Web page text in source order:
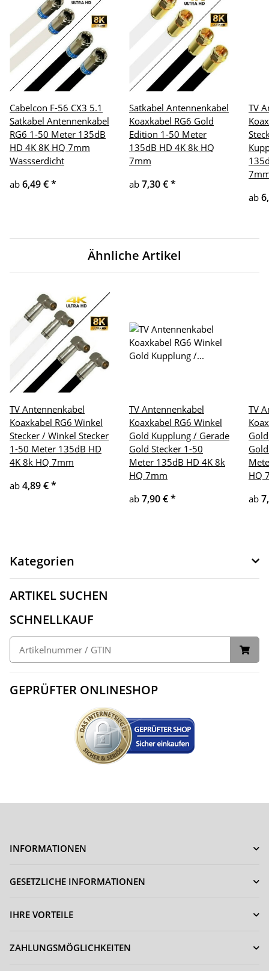
Cabelcon F-56 CX3 5.1
Satkabel Antennenkabel
RG6 1-50 Meter 135dB
HD 4K 8K HQ 7mm
Wassserdicht
ab 6,49 €*
Satkabel Antennenkabel
Koaxkabel RG6 Gold
Edition 1-50 Meter
135dB HD 4K 8k HQ
7mm
ab 7,30 €*
TV
ab
Ähnliche Artikel
TV Antennenkabel
Koaxkabel RG6 Winkel
Stecker / Winkel Stecker
1-50 Meter 135dB HD
4K 8k HQ 7mm
ab 4,89 €*
TV Antennenkabel
Koaxkabel RG6 Winkel
Gold Kupplung / Gerade
Gold Stecker 1-50
Meter 135dB HD 4K 8k
HQ 7mm
ab 7,90 €*
TV
HQ
ab
Kategorien
ARTIKEL SUCHEN
SCHNELLKAUF
GEPRÜFTER ONLINESHOP
INFORMATIONEN
GESETZLICHE INFORMATIONEN
IHRE VORTEILE
ZAHLUNGSMÖGLICHKEITEN